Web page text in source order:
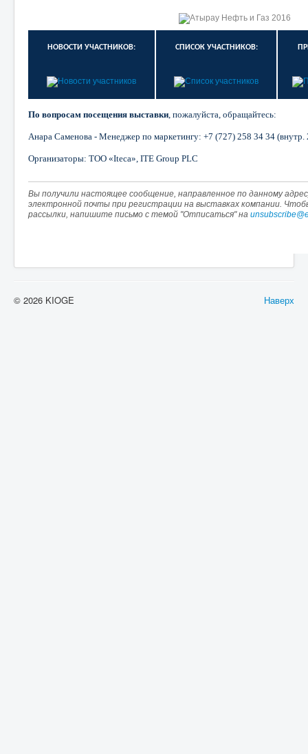
НОВОСТИ УЧАСТНИКОВ: СПИСОК УЧАСТНИКОВ:
По вопросам посещения выставки, пожалуйста, обращайтесь:
Анара Саменова - Менеджер по маркетингу: +7 (727) 258 34 34 (внутр.
Организаторы: ТОО «Iteca», ITE Group PLC
Вы получили настоящее сообщение, направленное по данному
электронной почты при регистрации на выставках компании.
рассылки, напишите письмо с темой "Отписаться" на
Наверх
© 2026 KIOGE